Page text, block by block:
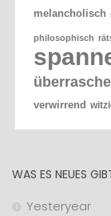
melancholisch
philosophisch
verwirrend
WAS ES NEUES
Yesteryear